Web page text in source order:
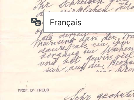
Langue